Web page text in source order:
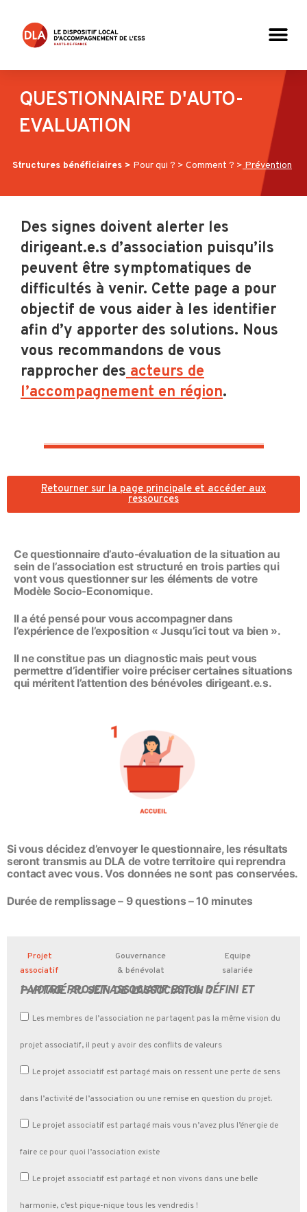
QUESTIONNAIRE D'AUTO-
EVALUATION
Structures bénéficiaires > Pour qui ? > Comment ? > Prévention
Des signes doivent alerter les
dirigeant.e.s d’association puisqu’ils
peuvent être symptomatiques de
difficultés à venir. Cette page a pour
objectif de vous aider à les identifier
afin d’y apporter des solutions. Nous
vous recommandons de vous
rapprocher des acteurs de
l’accompagnement en région.
Retourner sur la page principale et accéder aux
ressources
Ce questionnaire d’auto-évaluation de la situation au
sein de l’association est structuré en trois parties qui
vont vous questionner sur les éléments de votre
Modèle Socio-Economique.
Il a été pensé pour vous accompagner dans
l’expérience de l’exposition « Jusqu’ici tout va bien ».
Il ne constitue pas un diagnostic mais peut vous
permettre d’identifier voire préciser certaines situations
qui méritent l’attention des bénévoles dirigeant.e.s.
Si vous décidez d’envoyer le questionnaire, les résultats
seront transmis au DLA de votre territoire qui reprendra
contact avec vous. Vos données ne sont pas conservées.
Durée de remplissage – 9 questions – 10 minutes
Projet
associatif
Gouvernance
& bénévolat
Equipe
salariée
1-VOTRE PROJET ASSOCIATIF EST-IL DÉFINI ET PARTAGÉ AU SEIN DE L’ASSOCIATION ?
Les membres de l’association ne partagent pas la même vision du
projet associatif, il peut y avoir des conflits de valeurs
Le projet associatif est partagé mais on ressent une perte de sens
dans l’activité de l’association ou une remise en question du projet.
Le projet associatif est partagé mais vous n’avez plus l’énergie de
faire ce pour quoi l’association existe
Le projet associatif est partagé et non vivons dans une belle
harmonie, c’est pique-nique tous les vendredis !